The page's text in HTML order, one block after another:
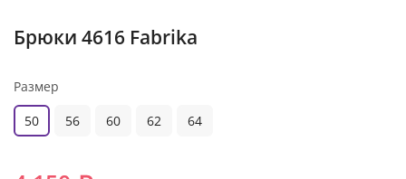
Брюки 4616 Fabrika
Размер
50
56 60 62 64